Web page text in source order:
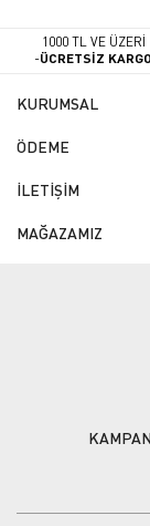
1000 TL VE ÜZERİ
-ÜCRETSİZ KARGO
KURUMSAL
ÖDEME
İLETİŞİM
MAĞAZAMIZ